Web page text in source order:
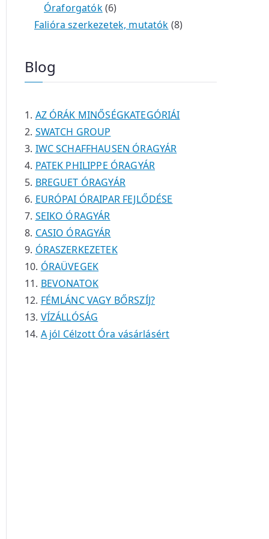
é
k
é
é
e
r
e
r
e
t
k
Óraforgatók 66
t
k
Falióra szerkezetek, mutatók 88
é
Blog
AZ ÓRÁK MINŐSÉGKATEGÓRIÁI
SWATCH GROUP
IWC SCHAFFHAUSEN ÓRAGYÁR
PATEK PHILIPPE ÓRAGYÁR
BREGUET ÓRAGYÁR
EURÓPAI ÓRAIPAR FEJLŐDÉSE
SEIKO ÓRAGYÁR
CASIO ÓRAGYÁR
ÓRASZERKEZETEK
ÓRAÜVEGEK
BEVONATOK
FÉMLÁNC VAGY BŐRSZÍJ?
VÍZÁLLÓSÁG
A jól Célzott Óra vásárlásért